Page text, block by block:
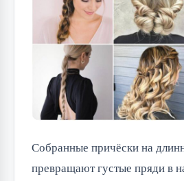
Собранные причёски на
превращают густые пряди в